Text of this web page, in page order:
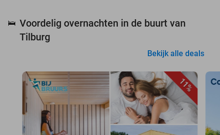
🛌 Voordelig overnachten in de buurt van
Tilburg
Bekijk alle deals
11%